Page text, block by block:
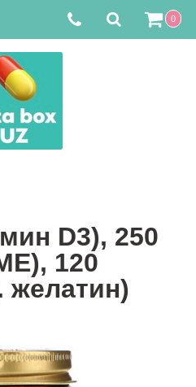
0
D3), 250
120
желатин)